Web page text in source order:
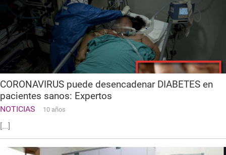
CORONAVIRUS puede desencadenar DIABETES en
pacientes sanos: Expertos
NOTICIAS 10 años
[...]